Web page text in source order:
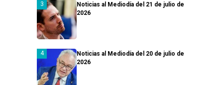
Noticias al Mediodía del 21 de julio de
2026
Noticias al Mediodía del 20 de julio de
2026